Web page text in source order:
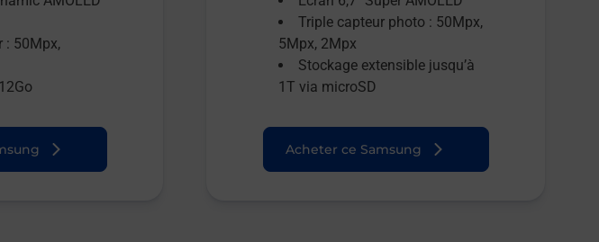
: 50Mpx,
Triple capteur photo : 50Mpx,
5Mpx, 2Mpx
Stockage extensible jusqu’à
1T via microSD
Acheter ce Samsung